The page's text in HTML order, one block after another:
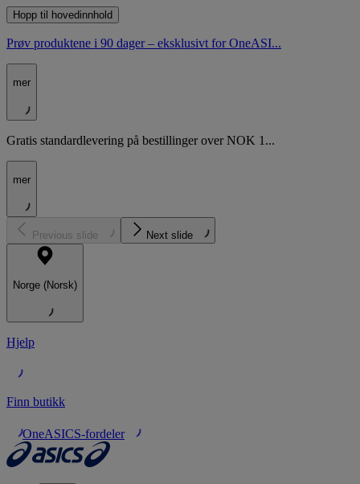
Hopp til hovedinnhold
Prøv produktene i 90 dager – eksklusivt for OneASI...
mer
Gratis standardlevering på bestillinger over NOK 1...
mer
Previous slide Next slide
Norge (Norsk)
Hjelp
Finn butikk
OneASICS-fordeler